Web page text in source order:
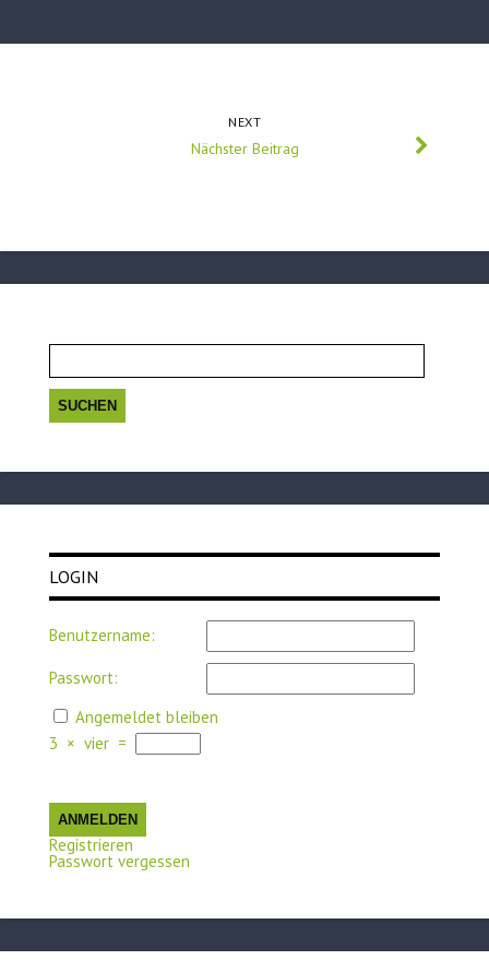
NEXT
Nächster Beitrag
nach:
LOGIN
Benutzername:
Passwort:
Angemeldet bleiben
3 × vier =
ANMELDEN
Registrieren
Passwort vergessen